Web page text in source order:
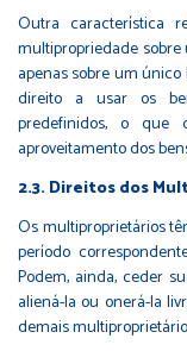
Outra característica
multipropriedade
apenas sobre um
direito a usar os
predefinidos, o que
aproveitamento dos
2.3. Direitos dos
Os multiproprietários
período
Podem, ainda, ceder
aliená-la ou onerá-la
demais